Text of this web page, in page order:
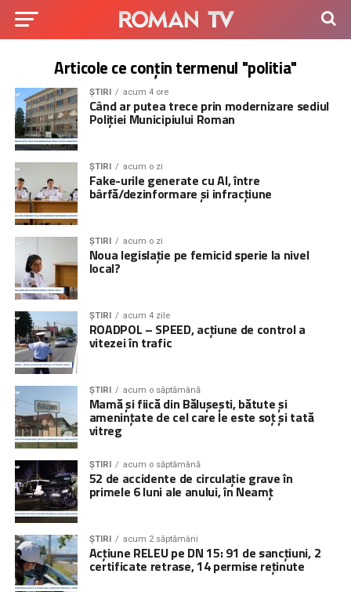
Articole ce conțin termenul "politia"
ȘTIRI acum 4 ore
Când ar putea trece prin modernizare sediul
Poliției Municipiului Roman
ȘTIRI acum o zi
Fake-urile generate cu AI, între
bârfă/dezinformare și infracțiune
ȘTIRI acum o zi
Noua legislație pe femicid sperie la nivel
local?
ȘTIRI acum 4 zile
ROADPOL – SPEED, acțiune de control a
vitezei în trafic
ȘTIRI acum o săptămână
Mamă și fiică din Bălușești, bătute și
amenințate de cel care le este soț și tată
vitreg
ȘTIRI acum o săptămână
52 de accidente de circulaţie grave în
primele 6 luni ale anului, în Neamț
ȘTIRI acum 2 săptămâni
Acțiune RELEU pe DN 15: 91 de sancțiuni, 2
certificate retrase, 14 permise reținute